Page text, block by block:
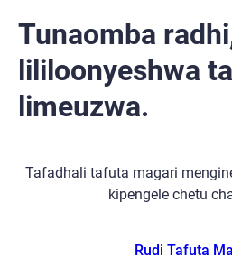
Tunaomba
lililoonyeshwa
limeuzwa.
Tafadhali tafuta magari
kipengele chetu
Rudi Tafuta